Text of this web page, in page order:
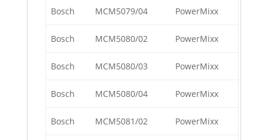
Bosch MCM5079/04 PowerMixx
Bosch MCM5080/02 PowerMixx
Bosch MCM5080/03 PowerMixx
Bosch MCM5080/04 PowerMixx
Bosch MCM5081/02 PowerMixx